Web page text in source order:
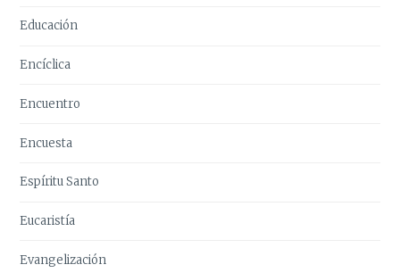
Educación
Encíclica
Encuentro
Encuesta
Espíritu Santo
Eucaristía
Evangelización